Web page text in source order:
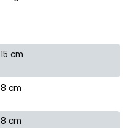
15 cm
8 cm
8 cm